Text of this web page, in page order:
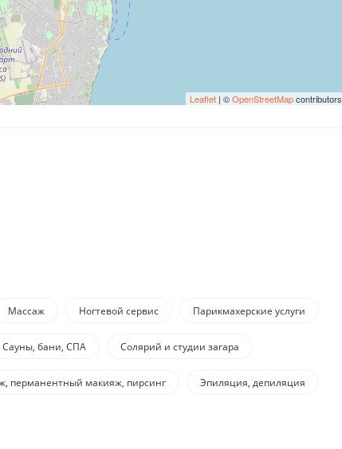
Leaflet | ©OpenStreetMapcontributors
Массаж Ногтевой сервис Парикмахерские услуги
Сауны, бани, СПА Солярий и студии загара
перманентный макияж, пирсинг Эпиляция, депиляция